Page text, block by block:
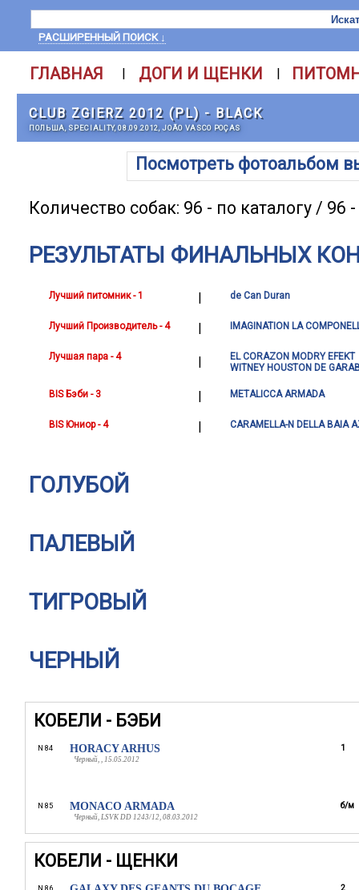
РАСШИРЕННЫЙ ПОИСК ↓
ГЛАВНАЯ | ДОГИ И ЩЕНКИ |
CLUB ZGIERZ 2012 (PL) - BLACK
ПОЛЬША, SPECIALITY, 08.09.2012, JOÃO VASCO POÇAS
Посмотреть фотоальбом
Количество собак: 96 - по каталогу / 96
РЕЗУЛЬТАТЫ ФИНАЛЬНЫХ
Лучший питомник - 1 | de Can Duran
Лучший Производитель - 4 | IMAGINATION LA
Лучшая пара - 4 |
EL CORAZON MODRY EFEKT
WITNEY HOUSTON DE
BIS Бэби - 3 | METALICCA ARMADA
BIS Юниор - 4 | CARAMELLA-N DELLA BAIA
ГОЛУБОЙ
ПАЛЕВЫЙ
ТИГРОВЫЙ
ЧЕРНЫЙ
КОБЕЛИ - БЭБИ
N 84 HORACY ARHUS
Черный, , 15.05.2012
1
N 85 MONACO ARMADA
Черный, LSVK DD 1243/12, 08.03.2012
б/м
КОБЕЛИ - ЩЕНКИ
N 86